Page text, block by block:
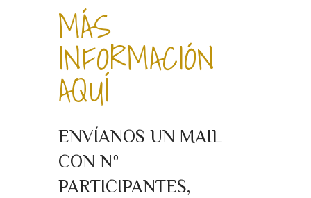
MÁS
INFORMACIÓN
AQUÍ
ENVÍANOS UN MAIL
CON Nº
PARTICIPANTES,